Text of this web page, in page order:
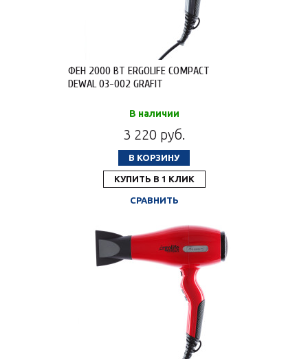
ФЕН 2000 ВТ ERGOLIFE COMPACT
DEWAL 03-002 GRAFIT
В наличии
3 220 руб.
В КОРЗИНУ
КУПИТЬ В 1 КЛИК
СРАВНИТЬ